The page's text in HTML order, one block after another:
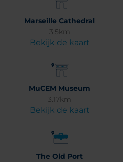
Marseille Cathedral
3.5km
Bekijk de kaart
MuCEM Museum
3.17km
Bekijk de kaart
The Old Port